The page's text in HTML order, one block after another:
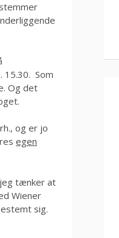
15.30. Som
Og det
og er jo
egen
jeg tænker at
Wiener
sig.